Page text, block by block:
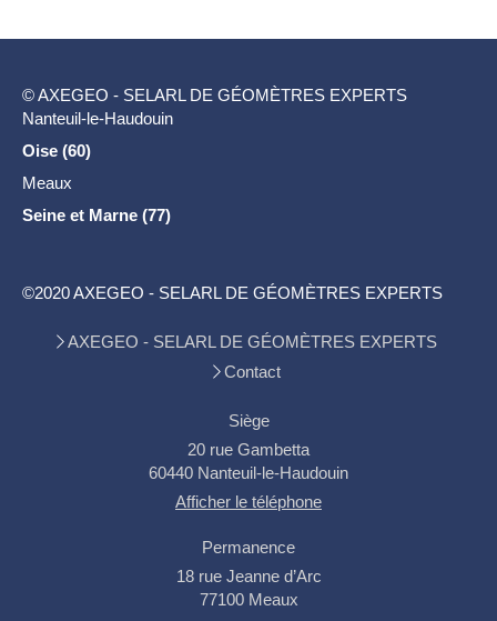
© AXEGEO - SELARL DE GÉOMÈTRES EXPERTS
Nanteuil-le-Haudouin
Oise (60)
Meaux
Seine et Marne (77)
©2020 AXEGEO - SELARL DE GÉOMÈTRES EXPERTS
AXEGEO - SELARL DE GÉOMÈTRES EXPERTS
Contact
Siège
20 rue Gambetta
60440 Nanteuil-le-Haudouin
Afficher le téléphone
Permanence
18 rue Jeanne d’Arc
77100 Meaux